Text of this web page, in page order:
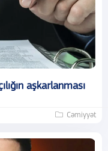
aşkarlanması
Cəmiyyət